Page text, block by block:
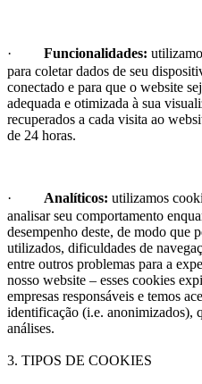
· Funcionalidades:
para coletar dados de seu
conectado e para que o website
adequada e otimizada à sua
recuperados a cada visita ao
de 24 horas.
· Analíticos: utilizamos
analisar seu comportamento
desempenho deste, de modo que
utilizados, dificuldades de
entre outros problemas para a
nosso website – esses cookies
empresas responsáveis e temos
identificação (i.e. anonimizados),
análises.
3. TIPOS DE COOKIES